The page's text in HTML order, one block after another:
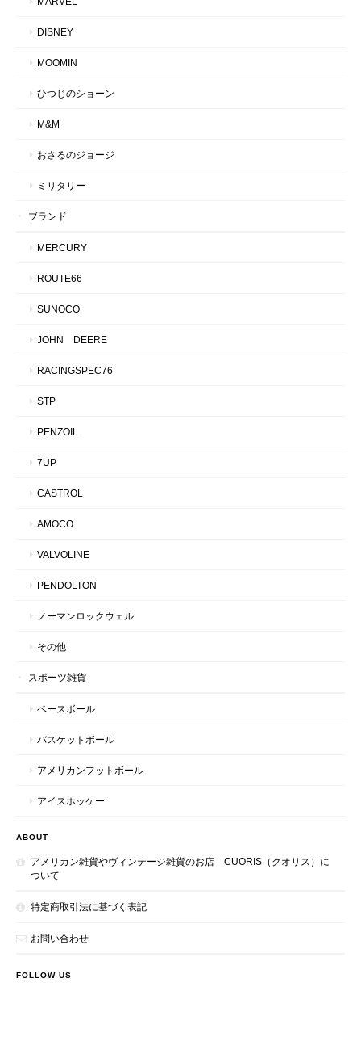
DISNEY
MOOMIN
ひつじのショーン
M&M
おさるのジョージ
ミリタリー
ブランド
MERCURY
ROUTE66
SUNOCO
JOHN DEERE
RACINGSPEC76
STP
PENZOIL
7UP
CASTROL
AMOCO
VALVOLINE
PENDOLTON
ノーマンロックウェル
その他
スポーツ雑貨
ベースボール
バスケットボール
アメリカンフットボール
アイスホッケー
ABOUT
アメリカン雑貨やヴィンテージ雑貨のお店 CUORIS（クオリス）に
ついて
特定商取引法に基づく表記
お問い合わせ
FOLLOW US